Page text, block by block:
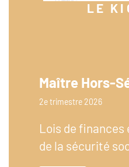
LE
Maître Hors-
2e trimestre 2026
Lois de
de la sécurité